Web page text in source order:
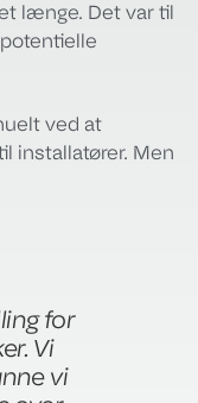
længe. Det var til
ved at
installatører. Men
for
Vi
vi